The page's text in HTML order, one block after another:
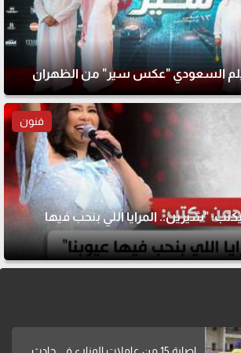
السعودي "عكس سير" من الظهران
فنون
"شيرين.. المرايا اللي بنحب فيها
إصابة 15 من عاملات المزارع في حادث